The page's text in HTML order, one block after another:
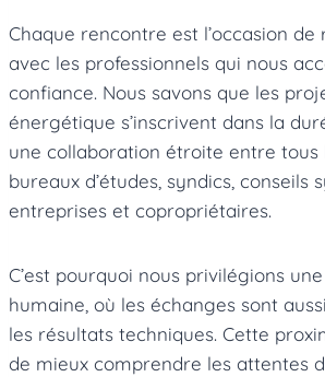
Chaque rencontre est l’occasion
avec les professionnels qui nous
confiance. Nous savons que les
énergétique s’inscrivent dans la
une collaboration étroite entre tous
bureaux d’études, syndics, conseils
entreprises et copropriétaires.
C’est pourquoi nous privilégions
humaine, où les échanges sont
les résultats techniques. Cette
de mieux comprendre les attentes